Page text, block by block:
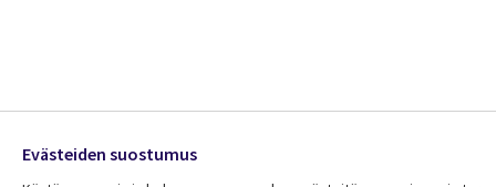
Evästeiden suostumus